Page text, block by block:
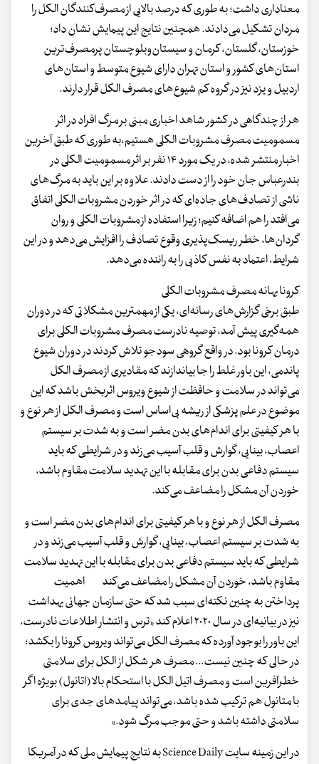
معناداری داشت؛ به طوری که درصد بالایی از مصرف‌کنندگان الکل را
مردان تشکیل می‌دادند. همچنین نتایج این پیمایش نشان داد؛
خوزستان، گلستان، کرمان و سیستان‌وبلوچستان پرمصرف‌ترین
استان‌های کشور و استان تهران دارای شیوع متوسط و استان‌های
اردبیل و یزد نیز در گروه کم شیوع‌های مصرف الکل قرار دارند.
هر از چندگاهی در کشور شاهد اخباری مبنی بر مرگ افراد در اثر
مسمومیت مصرف مشروبات الکلی هستیم،به طوری که طبق آخرین
اخبار منتشر شده، در یک مورد ۱۴ نفر بر اثر مسمومیت الکلی در
بندرعباس جان خود را از دست دادند. علاوه بر این باید به مرگ‌های
ناشی از تصادف‌های جاده‌ای که در اثر خوردن مشروبات الکلی اتفاق
می‌افتد را هم اضافه کنیم؛ زیرا استفاده از مشروبات الکلی و روان
گردان‌ها، خطر ریسک‌پذیری وقوع تصادف را افزایش می‌دهد و در این
شرایط، اعتماد به نفس کاذبی را به راننده می‌دهد.
کرونا بهانه مصرف مشروبات الکلی
طبق برخی گزارش‌های رسانه‌ای، یکی از مهمترین مشکلاتی که در دوران
همه‌گیری پیش آمد، توصیه نادرست مصرف مشروبات الکلی برای
درمان کرونا بود. در واقع گروهی سودجو تلاش کردند در دوران شیوع
پاندمی، این باور غلط را جا بیاندازند که مقادیری از مصرف الکل
می‌تواند در سلامت و حافظت از شیوع ویروس اثربخش باشد که این
موضوع در علم پزشکی از ریشه بی‌اساس است و مصرف الکل از هر نوع و
با هر کیفیتی برای اندام‌های بدن مضر است و به شدت بر سیستم
اعصاب، بینایی، گوارش و قلب آسیب می‌زند و در شرایطی که باید
سیستم دفاعی بدن برای مقابله با این تهدید سلامت مقاوم باشد،
خوردن آن مشکل را مضاعف می‌کند.
مصرف الکل از هر نوع و با هر کیفیتی برای اندام‌های بدن مضر است و
به شدت بر سیستم اعصاب، بینایی، گوارش و قلب آسیب می‌زند و در
شرایطی که باید سیستم دفاعی بدن برای مقابله با این تهدید سلامت
مقاوم باشد، خوردن آن مشکل را مضاعف می‌کند اهمیت
پرداختن به چنین نکته‌ای سبب شد که حتی سازمان جهانی بهداشت
نیز در بیانیه‌ای در سال ۲۰۲۰ اعلام کند «ترس و انتشار اطلاعات نادرست،
این باور را بوجود آورده که مصرف الکل می‌تواند ویروس کرونا را بکشد؛
در حالی که چنین نیست... مصرف هر شکل از الکل برای سلامتی
خطرآفرین است و مصرف اتیل الکل با استحکام بالا (اتانول) بویژه اگر
با متانول هم ترکیب شده باشد، می‌تواند پیامدهای جدی برای
سلامتی داشته باشد و حتی موجب مرگ شود.»
در این زمینه سایت Science Daily به نتایج پیمایش ملی که در آمریکا